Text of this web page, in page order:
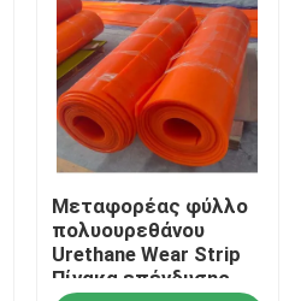
Μεταφορέας φύλλο
πολυουρεθάνου
Urethane Wear Strip
Πίνακα επένδυσης